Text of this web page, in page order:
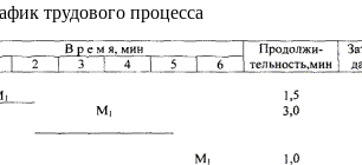
трудового процесса